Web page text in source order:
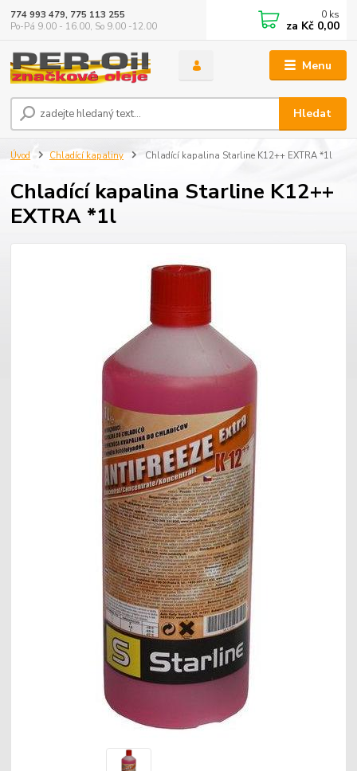
Menu
Hledat
774 993 479, 775 113 255
Po-Pá 9.00 - 16.00, So 9.00 -12.00
0 ks
za Kč 0,00
Úvod Chladící kapaliny Chladící kapalina Starline K12++ EXTRA *1l
Chladící kapalina Starline K12++
EXTRA *1l